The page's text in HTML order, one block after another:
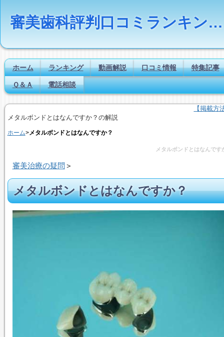
審美歯科評判口コミランキングの比較検索とは｜Dr.NAVI
ホーム ランキング 動画解説 口コミ情報 特集記事
Ｑ＆Ａ 電話相談
【掲載方
メタルボンドとはなんですか？の解説
ホーム>メタルボンドとはなんですか？
メタルボンドとはなんです
審美治療の疑問 ＞
メタルボンドとはなんですか？